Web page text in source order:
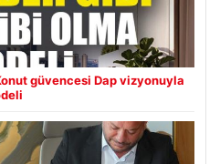
güvencesi Dap vizyonuyla